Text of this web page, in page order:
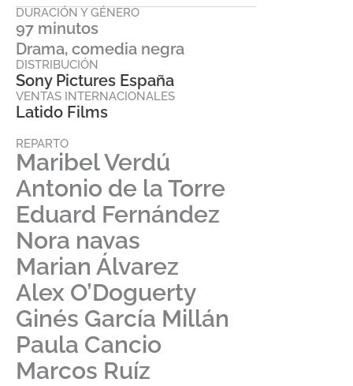
DURACIÓN Y GÉNERO
97 minutos
Drama, comedia negra
DISTRIBUCIÓN
Sony Pictures España
VENTAS INTERNACIONALES
Latido Films
REPARTO
Maribel Verdú
Antonio de la Torre
Eduard Fernández
Nora navas
Marian Álvarez
Alex O’Doguerty
Ginés García Millán
Paula Cancio
Marcos Ruíz